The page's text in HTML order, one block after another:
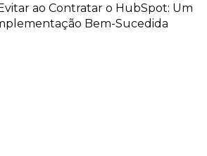
ao Contratar o HubSpot: Um
Bem-Sucedida